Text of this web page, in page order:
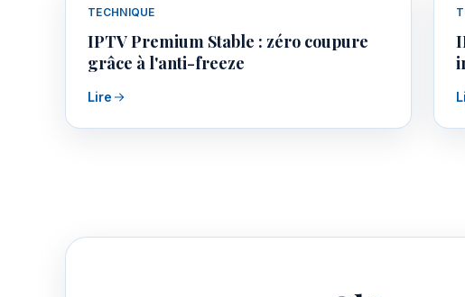
TECHNIQUE
IPTV Premium Stable : zéro coupure
grâce à l'anti-freeze
Lire